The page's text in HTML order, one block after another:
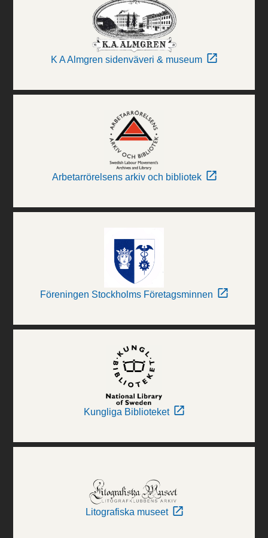
K A Almgren sidenväveri & museum
Arbetarrörelsens arkiv och bibliotek
Föreningen Stockholms Företagsminnen
Kungliga Biblioteket
Litografiska museet